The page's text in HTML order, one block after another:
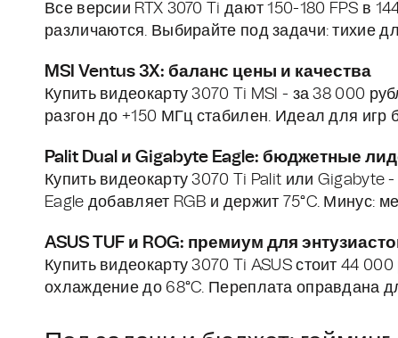
Все версии RTX 3070 Ti дают 150-180 FPS в
различаются. Выбирайте под задачи: тихие
MSI Ventus 3X: баланс цены и качества
Купить видеокарту 3070 Ti MSI - за 38 000
разгон до +150 МГц стабилен. Идеал для игр
Palit Dual и Gigabyte Eagle: бюджетные
Купить видеокарту 3070 Ti Palit или Gigabyte
Eagle добавляет RGB и держит 75°C. Минус:
ASUS TUF и ROG: премиум для
Купить видеокарту 3070 Ti ASUS стоит 44
охлаждение до 68°C. Переплата оправдана